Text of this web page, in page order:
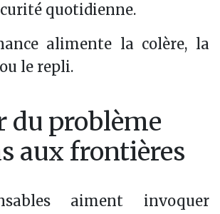
quotidienne.
alimente la colère, la
le repli.
du problème
aux frontières
aiment invoquer